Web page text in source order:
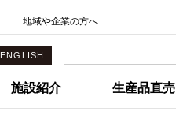
施設紹介 生産品直売
地域や企業の方へ
ENGLISH